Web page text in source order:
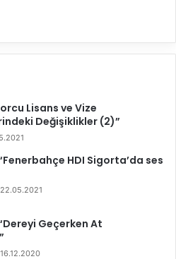
Lisans ve Vize
Değişiklikler (2)”
HDI Sigorta’da ses
22.05.2021
Geçerken At
16.12.2020